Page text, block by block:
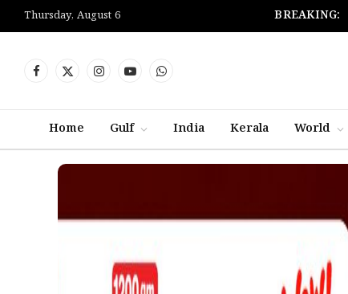
Thursday, August 6 BREAKING:
Facebook
X
InstagramYouTubeWhatsApp
Home Gulf India Kerala World